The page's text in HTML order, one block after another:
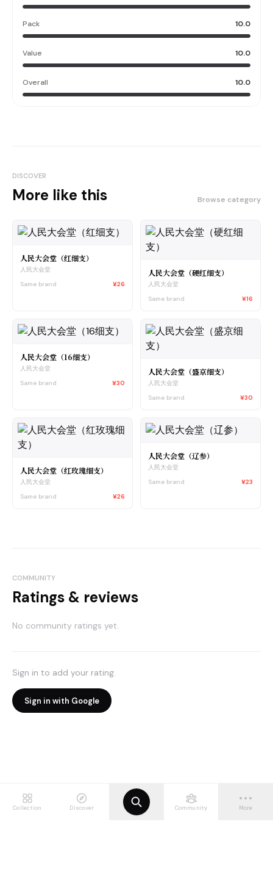
Pack 10.0
Value 10.0
Overall 10.0
DISCOVER
More like this Browse category
人民大会堂（红细支）
人民大会堂
Same brand
¥26
人民大会堂（硬红细支）
人民大会堂
Same brand
¥16
人民大会堂（16细支）
人民大会堂
Same brand
¥30
人民大会堂（盛京细支）
人民大会堂
Same brand
¥30
人民大会堂（红玫瑰细支）
人民大会堂
Same brand
¥26
人民大会堂（辽参）
人民大会堂
Same brand
¥23
COMMUNITY
Ratings & reviews
No community ratings yet.
Sign in to add your rating.
Sign in with Google
Collection Discover Community More